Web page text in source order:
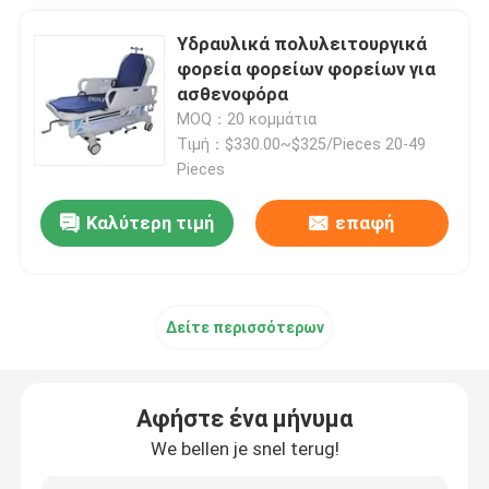
Δίπλωμα του φορείου ασθενοφόρων
Δίπλωμα του ιατρικού φορείου
Δίπλωμα του φορείου σεσουλών
Φορείο διάσωσης έκτακτης ανάγκης
Ηλεκτρικό νοσοκομειακό κρεβάτι
Υδραυλικά πολυλειτουργικά
φορεία φορείων φορείων για
ασθενοφόρα
MOQ：20 κομμάτια
Τιμή：$330.00~$325/Pieces 20-49
Pieces
Καλύτερη τιμή επαφή
Δείτε περισσότερων
Αφήστε ένα μήνυμα
We bellen je snel terug!